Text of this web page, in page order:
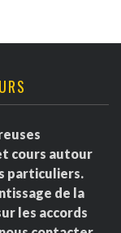
cours autour
particuliers.
de la
les accords